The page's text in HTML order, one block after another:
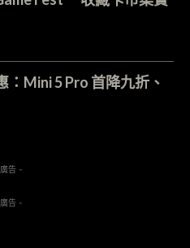
：Mini 5 Pro 首降九折、
告 -
告 -